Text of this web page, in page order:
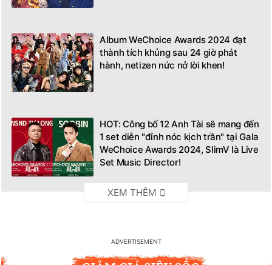
Album WeChoice Awards 2024 đạt
thành tích khủng sau 24 giờ phát
hành, netizen nức nở lời khen!
HOT: Công bố 12 Anh Tài sẽ mang đến
1 set diễn "đỉnh nóc kịch trần" tại Gala
WeChoice Awards 2024, SlimV là Live
Set Music Director!